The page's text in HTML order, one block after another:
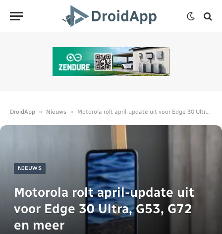
DroidApp » Nieuws » Motorola rolt april-update uit voor Edge 30 Ultra, G53, G72 en meer
NIEUWS
Motorola rolt april-update uit
voor Edge 30 Ultra, G53, G72
en meer